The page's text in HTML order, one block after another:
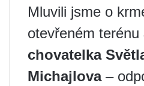
Mluvili jsme o
otevřeném terénu
chovatelka
Michajlova–